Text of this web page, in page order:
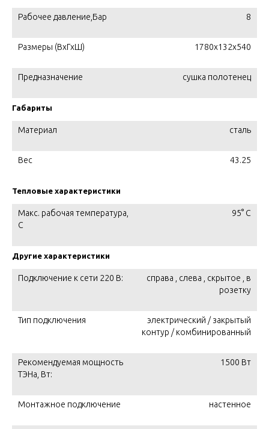
Рабочее давление,Бар 8
Размеры (ВхГхШ) 1780x132x540
Предназначение сушка полотенец
Габариты
Материал сталь
Вес 43.25
Тепловые характеристики
Макс. рабочая температура,
C
95° С
Другие характеристики
Подключение к сети 220 В:
справа , слева , скрытое , в
розетку
Тип подключения
электрический / закрытый
контур / комбинированный
Рекомендуемая мощность
ТЭНа, Вт:
1500 Вт
Монтажное подключение настенное